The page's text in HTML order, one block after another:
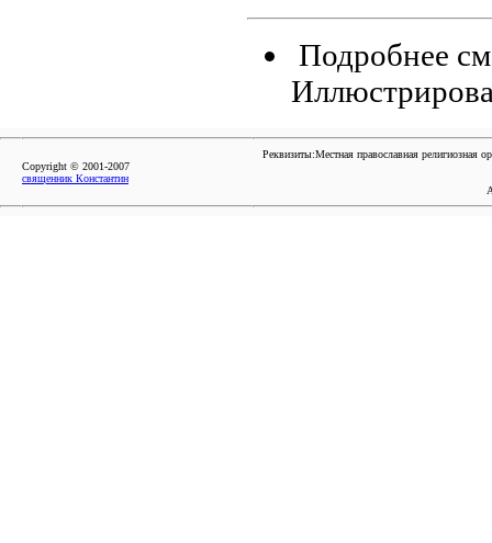
Подробнее
Copyright © 2001-2007
священник Константин
Реквизиты:Местная православная